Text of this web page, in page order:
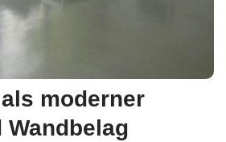
moderner
Wandbelag